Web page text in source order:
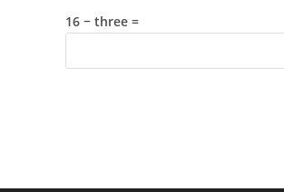
comment
16 − three =